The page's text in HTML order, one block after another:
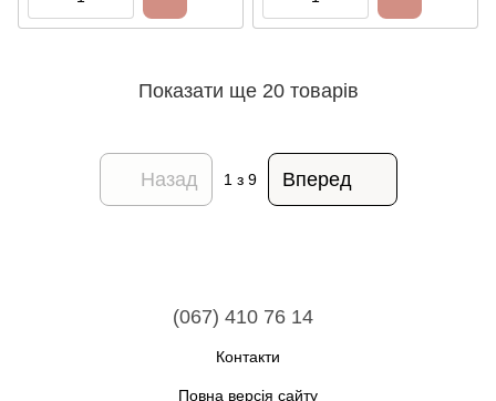
Показати ще 20 товарів
Назад 1 з 9 Вперед
(067) 410 76 14
Контакти
Повна версія сайту